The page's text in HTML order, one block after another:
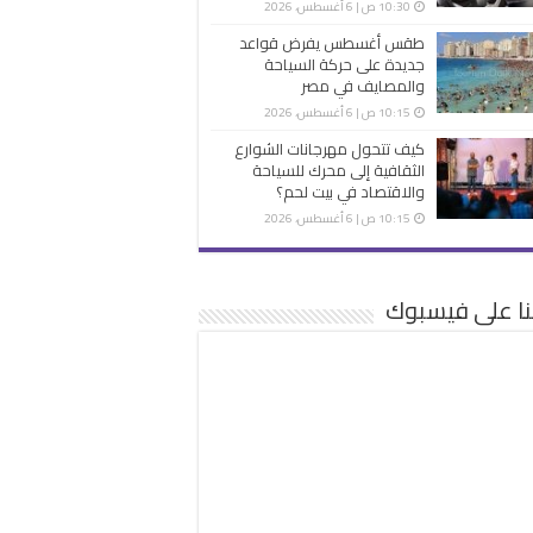
10:30 ص | 6 أغسطس، 2026
طقس أغسطس يفرض قواعد
جديدة على حركة السياحة
والمصايف في مصر
10:15 ص | 6 أغسطس، 2026
كيف تتحول مهرجانات الشوارع
الثقافية إلى محرك للسياحة
والاقتصاد في بيت لحم؟
10:15 ص | 6 أغسطس، 2026
على فيسبوك